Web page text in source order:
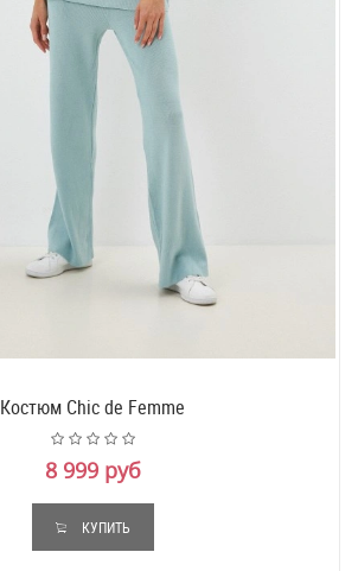
Костюм Chic de Femme
8 999 руб
КУПИТЬ